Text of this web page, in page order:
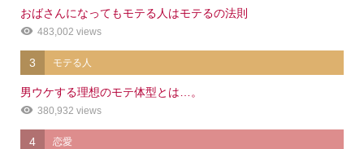
おばさんになってもモテる人はモテるの法則
483,002 views
3 モテる人
男ウケする理想のモテ体型とは…。
380,932 views
4 恋愛